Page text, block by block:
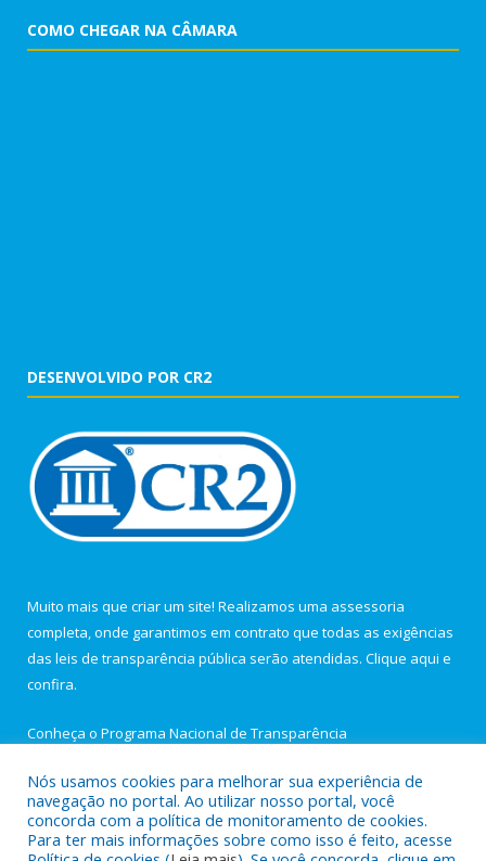
COMO CHEGAR NA CÂMARA
DESENVOLVIDO POR CR2
Muito mais que criar um site! Realizamos uma assessoria
completa, onde garantimos em contrato que todas as exigências
das leis de transparência pública serão atendidas. Clique aqui e
confira.
Conheça o Programa Nacional de Transparência
Todos os direitos reservados a Câmara Municipal de Igarapé-
Nós usamos cookies para melhorar sua experiência de
navegação no portal. Ao utilizar nosso portal, você
concorda com a política de monitoramento de cookies.
Para ter mais informações sobre como isso é feito, acesse